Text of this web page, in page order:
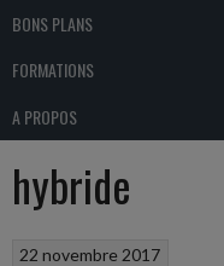
BONS PLANS
FORMATIONS
A PROPOS
hybride
22 novembre 2017